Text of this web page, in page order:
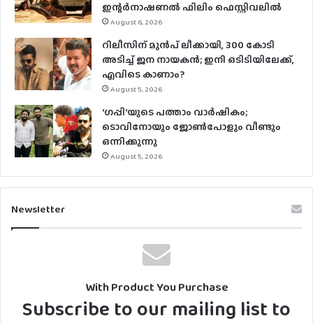
ഇന്റര്‍നാഷണല്‍ ഫിലിം ഫെസ്റ്റിവലില്‍
August 6, 2026
റിലീസിന് മുൻപ് ലീക്കായി, 300 കോടി
അടിച്ച് ജന നായകൻ; ഇനി ഒടിടിയിലേക്ക്,
എവിടെ കാണാം?
August 5, 2026
‘ഗപ്പി‘യുടെ പത്താം വാർഷികം;
ടൊവിനോയും ജോൺപോളും വീണ്ടും
ഒന്നിക്കുന്നു
August 5, 2026
Newsletter
With Product You Purchase
Subscribe to our mailing list to